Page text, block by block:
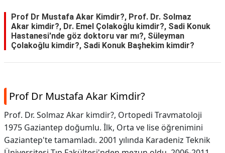
Prof Dr Mustafa Akar Kimdir?, Prof. Dr. Solmaz
Akar kimdir?, Dr. Emel Çolakoğlu kimdir?, Sadi Konuk
Hastanesi'nde göz doktoru var mı?, Süleyman
Çolakoğlu kimdir?, Sadi Konuk Başhekim kimdir?
Prof Dr Mustafa Akar Kimdir?
Prof. Dr. Solmaz Akar kimdir?, Ortopedi Travmatoloji
1975 Gaziantep doğumlu. İlk, Orta ve lise öğrenimini
Gaziantep'te tamamladı. 2001 yılında Karadeniz Teknik